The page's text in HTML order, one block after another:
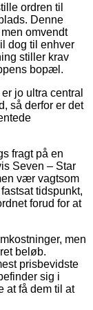
ordren til
Denne
omvendt
dog til enhver
stiller krav
bopæl.
jo ultra central
så derfor er det
fragt på en
Seven – Star
vær vagtsom
tidspunkt,
forud for at
men
beløb.
prisbevidste
sig i
at få dem til at